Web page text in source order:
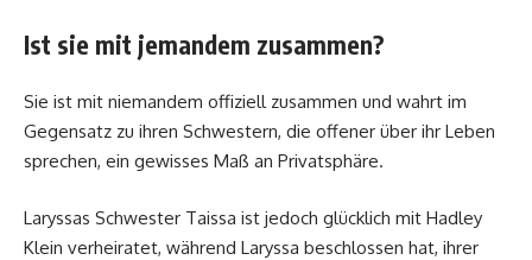
Ist sie mit jemandem zusammen?
Sie ist mit niemandem offiziell zusammen und wahrt im
Gegensatz zu ihren Schwestern, die offener über ihr Leben
sprechen, ein gewisses Maß an Privatsphäre.
Laryssas Schwester Taissa ist jedoch glücklich mit Hadley
Klein verheiratet, während Laryssa beschlossen hat, ihrer